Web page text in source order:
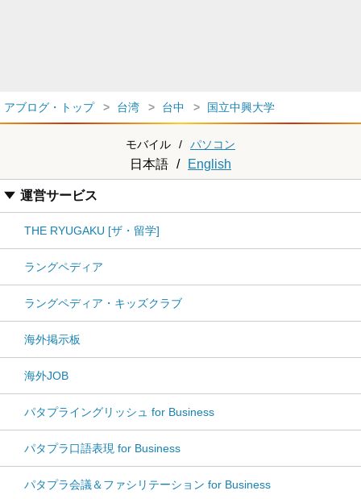
アブログ・トップ 台湾 台中 国立中興大学
モバイル / パソコン
日本語 / English
運営サービス
THE RYUGAKU [ザ・留学]
ラングペディア
ラングペディア・キッズクラブ
海外掲示板
海外JOB
パタプライングリッシュ for Business
パタプラ口語表現 for Business
パタプラ会議＆ファシリテーション for Business